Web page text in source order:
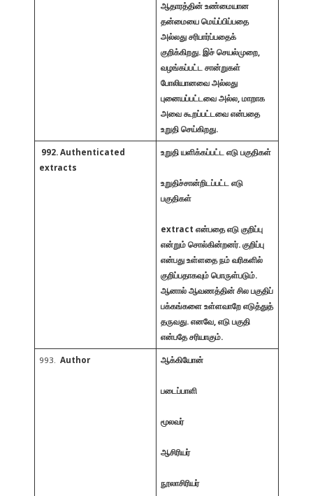
ஆதாரத்தின் உண்மையான
தன்மையை மெய்ப்பிப்பதை
அல்லது சரிபார்ப்பதைக்
குறிக்கிறது. இச் செயல்முறை,
வழங்கப்பட்ட சான்றுகள்
போலியானவை அல்லது
புனையப்பட்டவை அல்ல, மாறாக
அவை கூறப்பட்டவை என்பதை
உறுதி செய்கிறது.
992. Authenticated
extracts
உறுதி யளிக்கப்பட்ட எடு பகுதிகள்
உறுதிச்சான்றிடப்பட்ட எடு
பகுதிகள்
extract என்பதை எடு குறிப்பு
என்றும் சொல்கின்றனர். குறிப்பு
என்பது உள்ளதை நம் வரிகளில்
குறிப்பதாகவும் பொருள்படும்.
ஆனால் ஆவணத்தின் சில பகுதிப்
பக்கங்களை உள்ளவாறே எடுத்துத்
தருவது. எனவே, எடு பகுதி
என்பதே சரியாகும்.
993. Author ஆக்கியோன்
படைப்பாளி
மூலவர்
ஆசிரியர்
நூலாசிரியர்